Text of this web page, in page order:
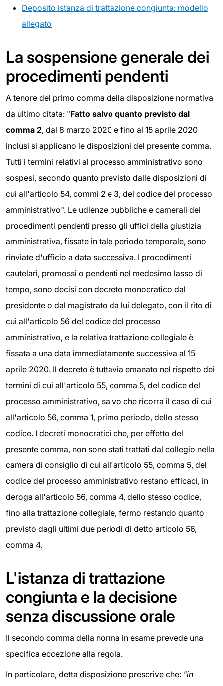
Deposito istanza di trattazione congiunta: modello
allegato
La sospensione generale dei
procedimenti pendenti
A tenore del primo comma della disposizione normativa
da ultimo citata: "Fatto salvo quanto previsto dal
comma 2, dal 8 marzo 2020 e fino al 15 aprile 2020
inclusi si applicano le disposizioni del presente comma.
Tutti i termini relativi al processo amministrativo sono
sospesi, secondo quanto previsto dalle disposizioni di
cui all'articolo 54, commi 2 e 3, del codice del processo
amministrativo". Le udienze pubbliche e camerali dei
procedimenti pendenti presso gli uffici della giustizia
amministrativa, fissate in tale periodo temporale, sono
rinviate d'ufficio a data successiva. I procedimenti
cautelari, promossi o pendenti nel medesimo lasso di
tempo, sono decisi con decreto monocratico dal
presidente o dal magistrato da lui delegato, con il rito di
cui all'articolo 56 del codice del processo
amministrativo, e la relativa trattazione collegiale è
fissata a una data immediatamente successiva al 15
aprile 2020. Il decreto è tuttavia emanato nel rispetto dei
termini di cui all'articolo 55, comma 5, del codice del
processo amministrativo, salvo che ricorra il caso di cui
all'articolo 56, comma 1, primo periodo, dello stesso
codice. I decreti monocratici che, per effetto del
presente comma, non sono stati trattati dal collegio nella
camera di consiglio di cui all'articolo 55, comma 5, del
codice del processo amministrativo restano efficaci, in
deroga all'articolo 56, comma 4, dello stesso codice,
fino alla trattazione collegiale, fermo restando quanto
previsto dagli ultimi due periodi di detto articolo 56,
comma 4.
L'istanza di trattazione
congiunta e la decisione
senza discussione orale
Il secondo comma della norma in esame prevede una
specifica eccezione alla regola.
In particolare, detta disposizione prescrive che: "in